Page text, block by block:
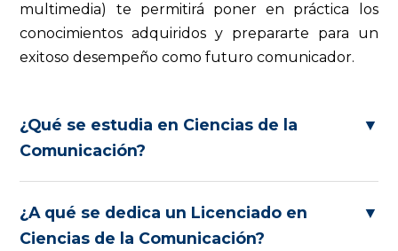
multimedia) te permitirá poner en práctica los
conocimientos adquiridos y prepararte para un
exitoso desempeño como futuro comunicador.
¿Qué se estudia en Ciencias de la
Comunicación?
▼
¿A qué se dedica un Licenciado en
Ciencias de la Comunicación?
▼